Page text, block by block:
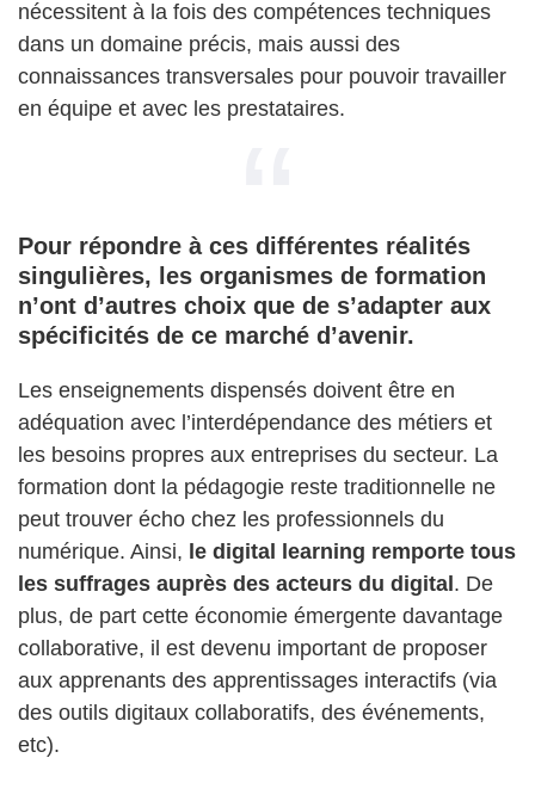
nécessitent à la fois des compétences techniques
dans un domaine précis, mais aussi des
connaissances transversales pour pouvoir travailler
en équipe et avec les prestataires.
Pour répondre à ces différentes réalités
singulières, les organismes de formation
n’ont d’autres choix que de s’adapter aux
spécificités de ce marché d’avenir.
Les enseignements dispensés doivent être en
adéquation avec l’interdépendance des métiers et
les besoins propres aux entreprises du secteur. La
formation dont la pédagogie reste traditionnelle ne
peut trouver écho chez les professionnels du
numérique. Ainsi, le digital learning remporte tous
les suffrages auprès des acteurs du digital. De
plus, de part cette économie émergente davantage
collaborative, il est devenu important de proposer
aux apprenants des apprentissages interactifs (via
des outils digitaux collaboratifs, des événements,
etc).